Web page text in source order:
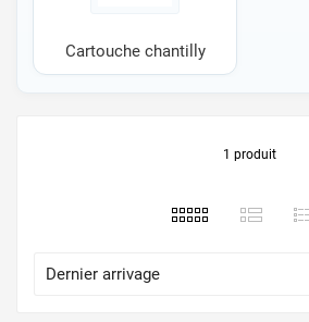
Cartouche chantilly
1 produit
Dernier arrivage